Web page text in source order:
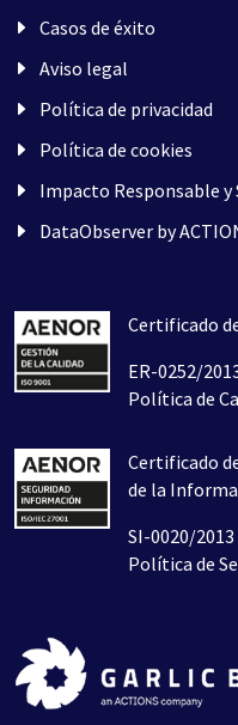
Casos de éxito
Aviso legal
Política de privacidad
Política de cookies
Impacto Responsable
DataObserver by
Certificado
ER-0252/
Política de
Certificado
de la
SI-0020/2013
Política de